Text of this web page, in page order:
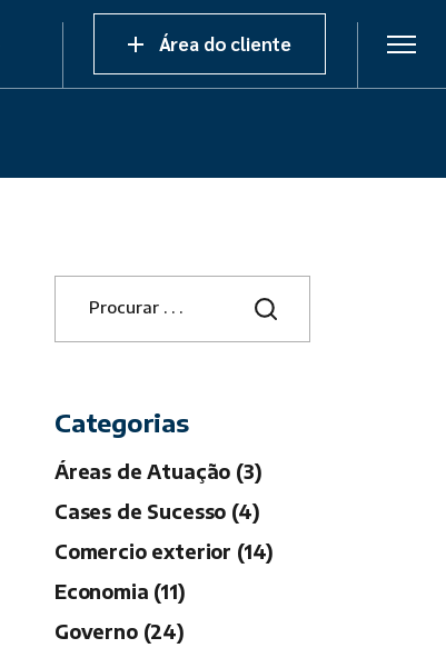
Área do cliente
S
c
Categorias
Áreas de Atuação (3)
Cases de Sucesso (4)
Comercio exterior (14)
Economia (11)
Governo (24)